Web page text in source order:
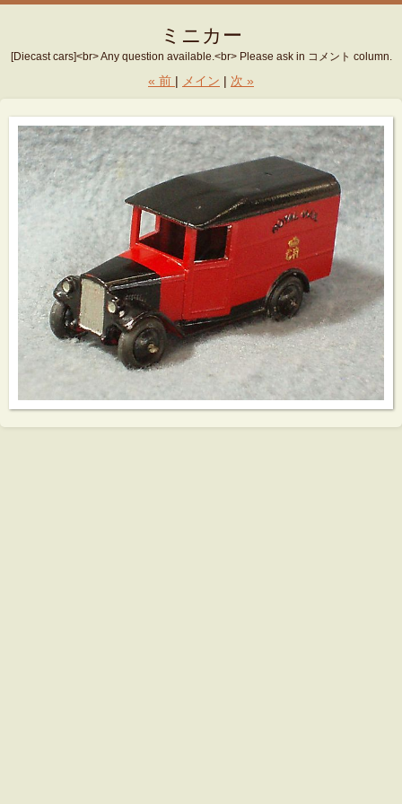
ミニカー
[Diecast cars]<br> Any question available.<br> Please ask in コメント column.
« 前 メイン 次 »